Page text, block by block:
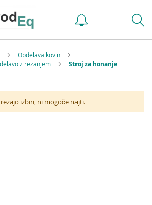
Obdelava kovin
z rezanjem
Stroj za honanje
izbiri, ni mogoče najti.